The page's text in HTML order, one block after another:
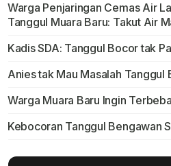
Warga Penjaringan Cemas Air
Tanggul Muara Baru: Takut Air
Kadis SDA: Tanggul Bocor tak
Anies tak Mau Masalah Tanggul
Warga Muara Baru Ingin
Kebocoran Tanggul Bengawan